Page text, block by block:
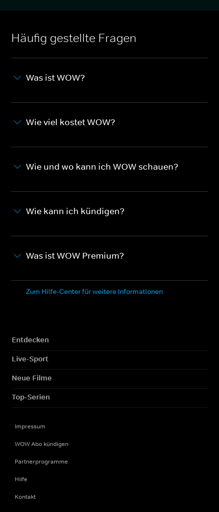
Häufig gestellte Fragen
Was ist WOW?
Wie viel kostet WOW?
Wie und wo kann ich WOW schauen?
Wie kann ich kündigen?
Was ist WOW Premium?
Zum Hilfe-Center für weitere Informationen
Entdecken
Live-Sport
Neue Filme
Top-Serien
Impressum
WOW Abo kündigen
Partnerprogramme
Hilfe
Kontakt